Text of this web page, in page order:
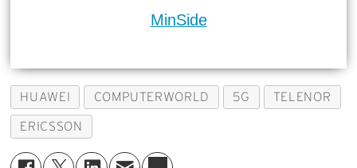
MinSide
HUAWEI COMPUTERWORLD 5G TELENOR
ERICSSON